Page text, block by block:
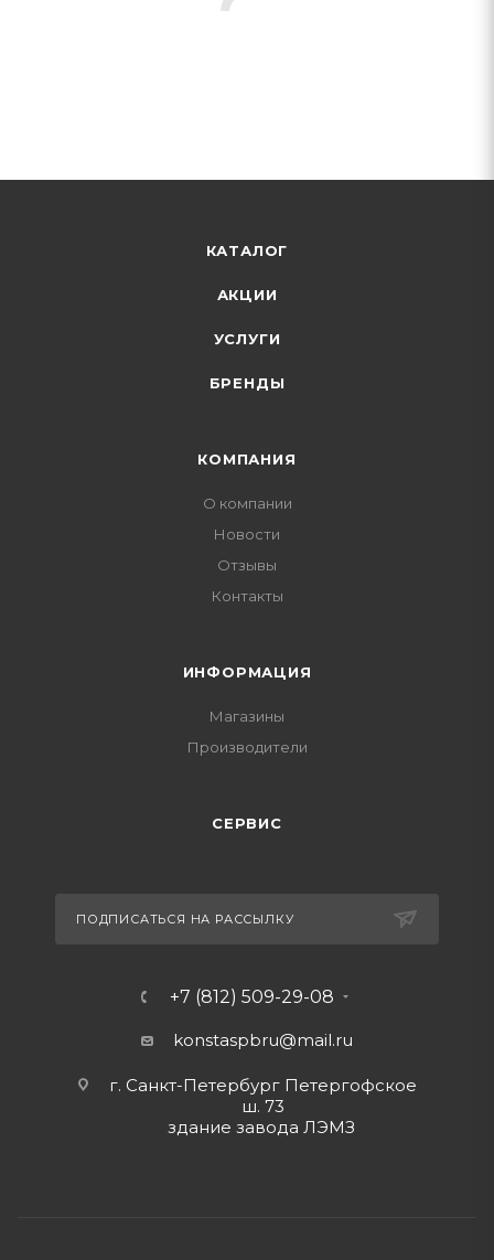
КАТАЛОГ
АКЦИИ
УСЛУГИ
БРЕНДЫ
КОМПАНИЯ
О компании
Новости
Отзывы
Контакты
ИНФОРМАЦИЯ
Магазины
Производители
СЕРВИС
ПОДПИСАТЬСЯ НА РАССЫЛКУ
+7 (812) 509-29-08
konstaspbru@mail.ru
г. Санкт-Петербург Петергофское
ш. 73
здание завода ЛЭМЗ